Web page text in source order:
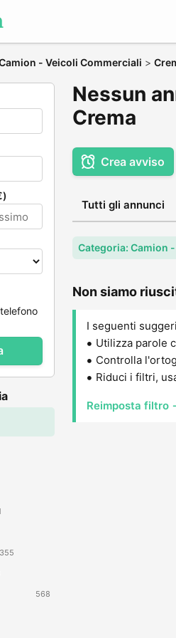
- Veicoli Commerciali >
568
Nessun
Crema
Crea avviso
Tutti gli annunci
Categoria: Camion
Non siamo
I seguenti
Utilizza parole
Controlla
Riduci i filtri,
Reimposta filtro